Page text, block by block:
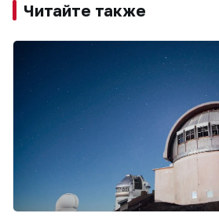
Читайте также